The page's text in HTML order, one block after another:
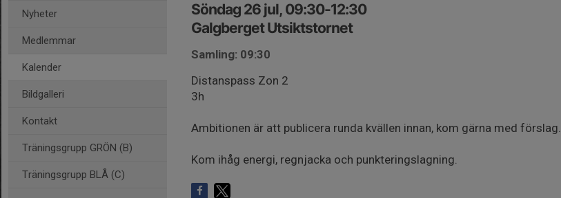
Nyheter
Medlemmar
Kalender
Bildgalleri
Kontakt
Träningsgrupp GRÖN (B)
Träningsgrupp BLÅ (C)
Söndag 26 jul, 09:30-12:30
Galgberget Utsiktstornet
Samling: 09:30
Distanspass Zon 2
3h
Ambitionen är att publicera runda kvällen innan, kom gärna med förslag.
Kom ihåg energi, regnjacka och punkteringslagning.